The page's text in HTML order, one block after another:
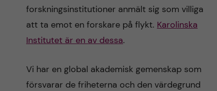
forskningsinstitutioner anmält sig som villiga
att ta emot en forskare på flykt. Karolinska
Institutet är en av dessa.
Vi har en global akademisk gemenskap som
försvarar de friheterna och den värdegrund